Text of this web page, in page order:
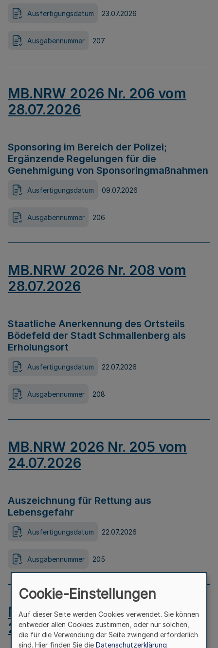
Ausfertigungsdatum 23.07.2026
Ausgabennummer 207
MB.NRW 2026 Nr. 206 vom
28.07.2026
Sponsoring im Bereich der Polizei;
Ergänzende Regelungen für die
Genehmigung von Sponsoringmaßnahmen
Ausfertigungsdatum 09.07.2026
Ausgabennummer 206
MB.NRW 2026 Nr. 208 vom
28.07.2026
Staatliche Anerkennung des Ortsteils
Bödefeld der Stadt Schmallenberg als
Erholungsort
Ausfertigungsdatum 22.07.2026
Ausgabennummer 208
MB.NRW 2026 Nr. 205 vom
24.07.2026
Auszeichnung für Rettung aus
Lebensgefahr
Ausfertigungsdatum 22.07.2026
Ausgabennummer 205
MB.NRW 2026 Nr. 204 vom
24.07.2026
Cookie-Einstellungen
Auf dieser Seite werden Cookies verwendet. Sie können
entweder allen Cookies zustimmen, oder nur solchen,
die für die Verwendung der Seite zwingend erforderlich
sind. Hier finden Sie die Datenschutzerklärung